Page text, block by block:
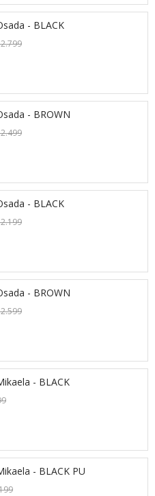
- BLACK
2.799
- BROWN
2.499
- BLACK
2.199
- BROWN
2.599
- BLACK
- BLACK PU